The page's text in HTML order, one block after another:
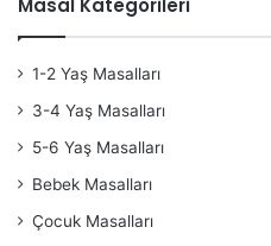
Masal Kategorileri
1-2 Yaş Masalları
3-4 Yaş Masalları
5-6 Yaş Masalları
Bebek Masalları
Çocuk Masalları